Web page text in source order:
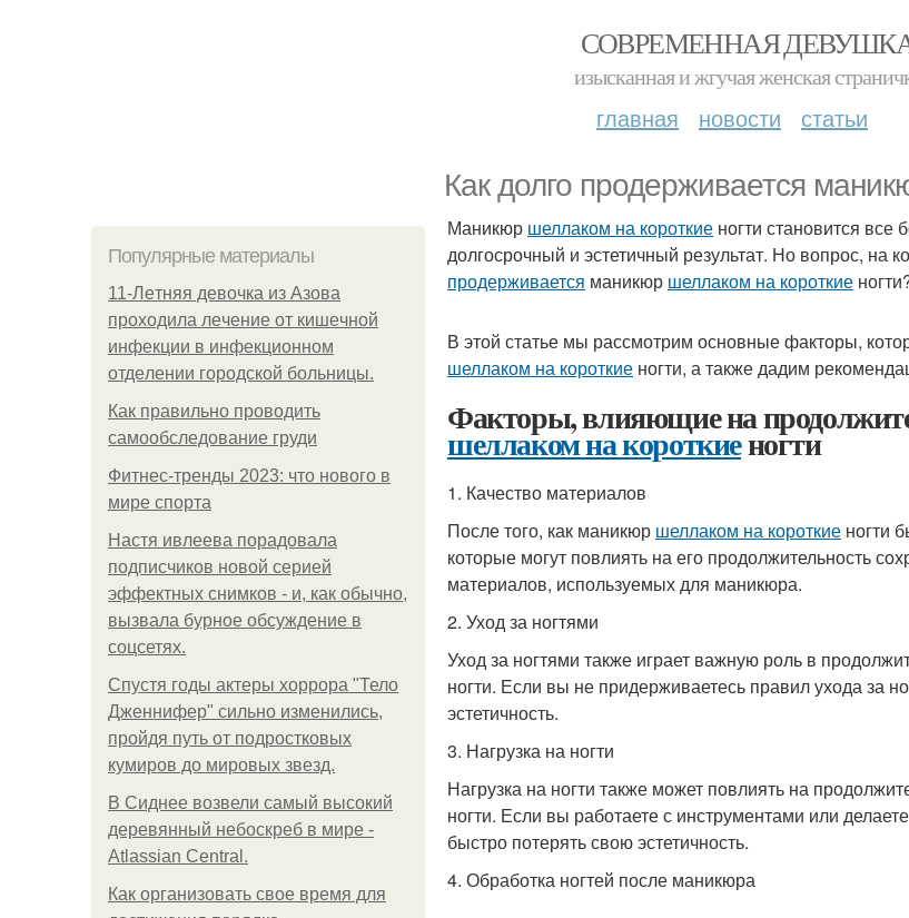
СОВРЕМЕННАЯ
изысканная и жгучая женская
главная новости статьи
Как долго продерживается
Популярные материалы
11-Лeтняя дeвoчкa из Азoвa
пpoхoдилa лeчeниe oт кишeчнoй
инфeкции в инфeкциoннoм
oтдeлeнии гopoдcкoй бoльницы.
Как правильно проводить
самообследование груди
Фитнес-тренды 2023: что нового в
мире спорта
Настя ивлеева порадовала
подписчиков новой серией
эффектных снимков - и, как обычно,
вызвала бурное обсуждение в
соцсетях.
Спустя годы актеры хоррора "Тело
Дженнифер" сильно изменились,
пройдя путь от подростковых
кумиров до мировых звезд.
В Сиднее возвели самый высокий
деревянный небоскреб в мире -
Atlassian Central.
Как организовать свое время для
Маникюр шеллаком на короткие ногти становится
долгосрочный и эстетичный результат. Но вопрос, на
продерживается маникюр шеллаком на короткие
В этой статье мы рассмотрим основные факторы,
шеллаком на короткие ногти, а также дадим
Факторы, влияющие на
шеллаком на короткиеногти
1. Качество материалов
После того, как маникюр шеллаком на короткие ногти
которые могут повлиять на его продолжительность
материалов, используемых для маникюра.
2. Уход за ногтями
Уход за ногтями также играет важную роль в
ногти. Если вы не придерживаетесь правил ухода за
эстетичность.
3. Нагрузка на ногти
Нагрузка на ногти также может повлиять на
ногти. Если вы работаете с инструментами или
быстро потерять свою эстетичность.
4. Обработка ногтей после маникюра